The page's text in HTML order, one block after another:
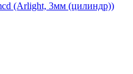
(Arlight, 3мм (цилиндр))